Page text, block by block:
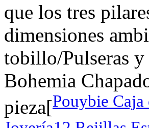
que los tres
dimensiones
tobillo/Pulseras y
Bohemia
pieza[Pouybie